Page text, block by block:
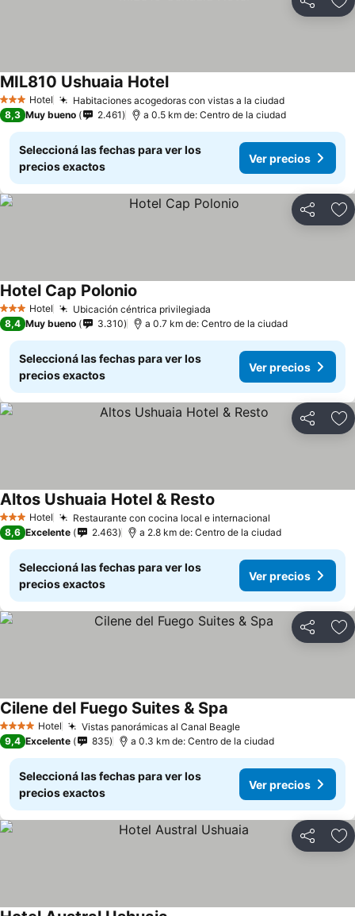
Compartir
3 Estrellas
Hotel Habitaciones acogedoras con vistas a la ciudad
MIL810 Ushuaia Hotel
8,3 Muy bueno 2.461 a 0.5 km de: Centro de la ciudad
Seleccioná las fechas para ver los
precios exactos
Ver precios
Compartir
3 Estrellas
Hotel Ubicación céntrica privilegiada
Hotel Cap Polonio
8,4 Muy bueno 3.310 a 0.7 km de: Centro de la ciudad
Seleccioná las fechas para ver los
precios exactos
Ver precios
Compartir
3 Estrellas
Hotel Restaurante con cocina local e internacional
Altos Ushuaia Hotel & Resto
8,6 Excelente 2.463 a 2.8 km de: Centro de la ciudad
Seleccioná las fechas para ver los
precios exactos
Ver precios
Compartir
4 EstrellasHotel Vistas panorámicas al Canal Beagle
Cilene del Fuego Suites & Spa
9,4 Excelente 835 a 0.3 km de: Centro de la ciudad
Seleccioná las fechas para ver los
precios exactos
Ver precios
Compartir